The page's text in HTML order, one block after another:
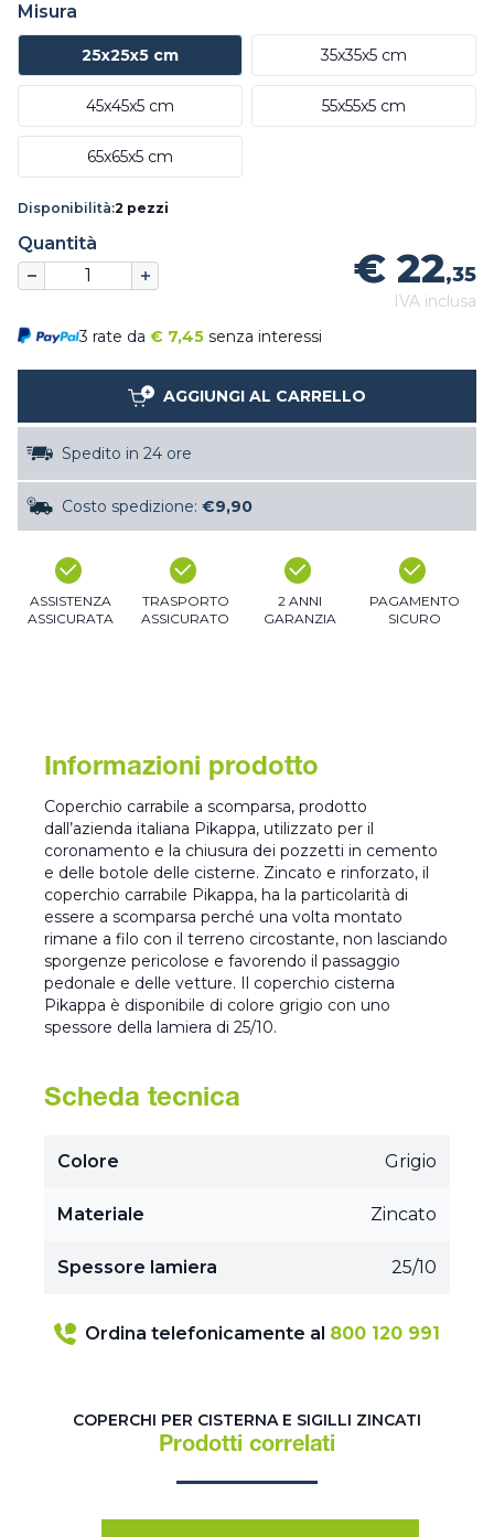
Misura
25x25x5 cm 35x35x5 cm
45x45x5 cm 55x55x5 cm
65x65x5 cm
Disponibilità:2 pezzi
Quantità
€ 22,35
IVA inclusa
3 rate da € 7,45 senza interessi
AGGIUNGI AL CARRELLO
Spedito in 24 ore
Costo spedizione: €9,90
ASSISTENZA
ASSICURATA
TRASPORTO
ASSICURATO
2 ANNI
GARANZIA
PAGAMENTO
SICURO
Informazioni prodotto
Coperchio carrabile a scomparsa, prodotto
dall’azienda italiana Pikappa, utilizzato per il
coronamento e la chiusura dei pozzetti in cemento
e delle botole delle cisterne. Zincato e rinforzato, il
coperchio carrabile Pikappa, ha la particolarità di
essere a scomparsa perché una volta montato
rimane a filo con il terreno circostante, non lasciando
sporgenze pericolose e favorendo il passaggio
pedonale e delle vetture. Il coperchio cisterna
Pikappa è disponibile di colore grigio con uno
spessore della lamiera di 25/10.
Scheda tecnica
Colore Grigio
Materiale Zincato
Spessore lamiera 25/10
Ordina telefonicamente al 800 120 991
COPERCHI PER CISTERNA E SIGILLI ZINCATI
Prodotti correlati